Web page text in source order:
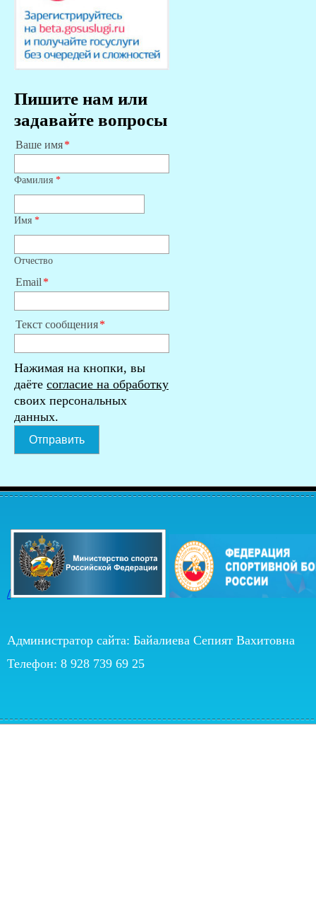
Пишите нам или
задавайте вопросы
Ваше имя
Фамилия *
Имя *
Отчество
Email
Текст сообщения
Нажимая на кнопки, вы
даёте согласие на обработку
своих персональных
данных.
Отправить
/
Администратор сайта: Байалиева Сепият Вахитовна
Телефон: 8 928 739 69 25